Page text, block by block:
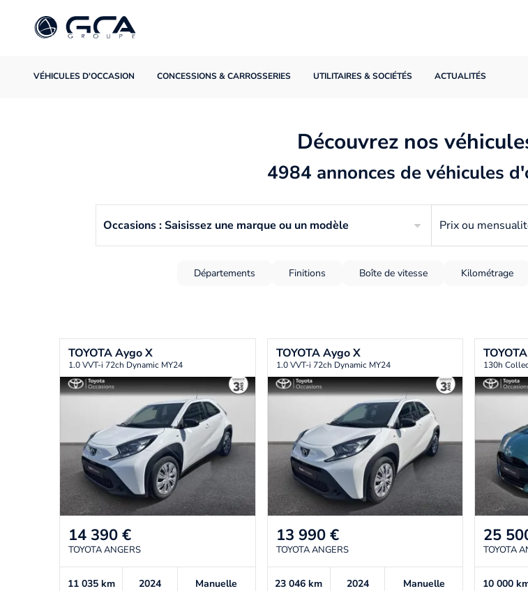
VÉHICULES D'OCCASION CONCESSIONS & CARROSSERIES UTILITAIRES & SOCIÉTÉS ACTUALITÉS
Découvrez nos
4984 annonces de véhicules
Occasions : Saisissez une marque ou un modèle Prix ou
Départements Finitions Boîte de vitesse Kilométrage
TOYOTAAygo X
1.0 VVT-i 72ch Dynamic MY24
14 390 €
TOYOTA ANGERS
11 035 km 2024 Manuelle
TOYOTAAygo X
1.0 VVT-i 72ch Dynamic MY24
13 990 €
TOYOTA ANGERS
23 046km 2024 Manuelle
TOYOTA
130h
25
TOYOTA
10 000